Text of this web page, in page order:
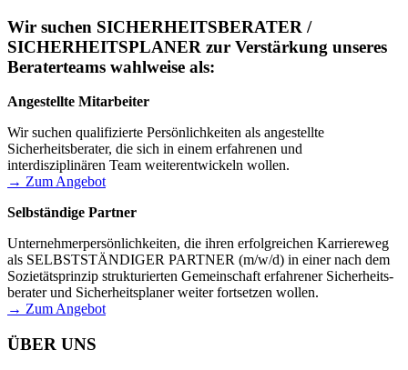
Wir suchen SICHERHEITSBERATER /
SICHERHEITSPLANER zur Verstärkung unseres
Beraterteams wahlweise als:
Angestellte Mitarbeiter
Wir suchen qualifizierte Persönlichkeiten als angestellte
Sicherheitsberater, die sich in einem erfahrenen und
interdisziplinären Team weiterentwickeln wollen.
→ Zum Angebot
Selbständige Partner
Unternehmer­persönlich­keiten, die ihren erfolgreichen Karriereweg
als SELBSTSTÄNDIGER PARTNER (m/w/d) in einer nach dem
Sozietätsprinzip strukturierten Gemeinschaft erfahrener Sicherheits­
berater und Sicherheitsplaner weiter fortsetzen wollen.
→ Zum Angebot
ÜBER UNS